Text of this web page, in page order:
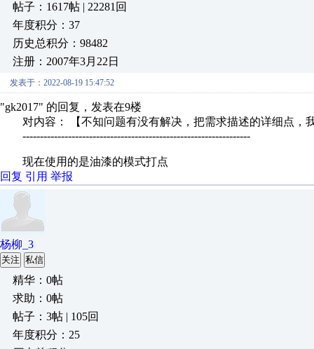
帖子：1617帖 | 22281回
年度积分：37
历史总积分：98482
注册：2007年3月22日
发表于：2022-08-19 15:47:52
"gk2017" 的回复，发表在9楼
对内容： 【不知问题有没有解决，把需求描述的详细点，
-----------------------------------------------------------------
现在使用的是油漆的模式打点
回复 引用 举报
杨柳_3
关注 私信
精华：0帖
求助：0帖
帖子：3帖 | 105回
年度积分：25